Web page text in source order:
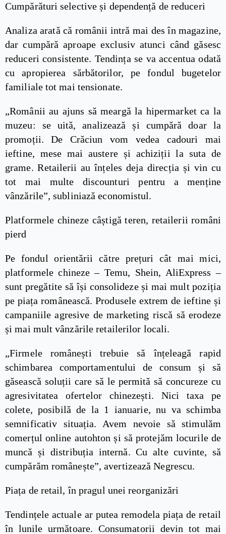
Cumpărături selective și dependență de reduceri
Analiza arată că românii intră mai des în magazine,
dar cumpără aproape exclusiv atunci când găsesc
reduceri consistente. Tendința se va accentua odată
cu apropierea sărbătorilor, pe fondul bugetelor
familiale tot mai tensionate.
„Românii au ajuns să meargă la hipermarket ca la
muzeu: se uită, analizează și cumpără doar la
promoții. De Crăciun vom vedea cadouri mai
ieftine, mese mai austere și achiziții la suta de
grame. Retailerii au înțeles deja direcția și vin cu
tot mai multe discounturi pentru a menține
vânzările”, subliniază economistul.
Platformele chineze câștigă teren, retailerii români
pierd
Pe fondul orientării către prețuri cât mai mici,
platformele chineze – Temu, Shein, AliExpress –
sunt pregătite să își consolideze și mai mult poziția
pe piața românească. Produsele extrem de ieftine și
campaniile agresive de marketing riscă să erodeze
și mai mult vânzările retailerilor locali.
„Firmele românești trebuie să înțeleagă rapid
schimbarea comportamentului de consum și să
găsească soluții care să le permită să concureze cu
agresivitatea ofertelor chinezești. Nici taxa pe
colete, posibilă de la 1 ianuarie, nu va schimba
semnificativ situația. Avem nevoie să stimulăm
comerțul online autohton și să protejăm locurile de
muncă și distribuția internă. Cu alte cuvinte, să
cumpărăm românește”, avertizează Negrescu.
Piața de retail, în pragul unei reorganizări
Tendințele actuale ar putea remodela piața de retail
în lunile următoare. Consumatorii devin tot mai